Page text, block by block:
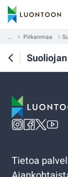
... Pirkanmaa
Tietoa